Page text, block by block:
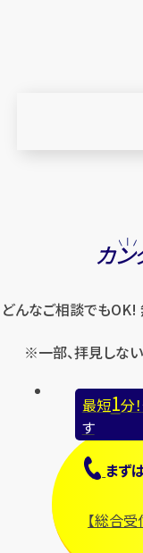
カ
どんなご相談でもOK!
※一部、拝見しな
最短1分！
す
まず
【総合